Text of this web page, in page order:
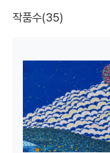
작품수(35)